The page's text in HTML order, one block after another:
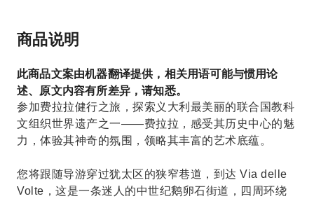
商品说明
此商品文案由机器翻译提供，相关用语可能与惯用论
述、原文内容有所差异，请知悉。
参加费拉拉健行之旅，探索义大利最美丽的联合国教科
文组织世界遗产之一——费拉拉，感受其历史中心的魅
力，体验其神奇的氛围，领略其丰富的艺术底蕴。
您将跟随导游穿过犹太区的狭窄巷道，到达 Via delle
Volte，这是一条迷人的中世纪鹅卵石街道，四周环绕